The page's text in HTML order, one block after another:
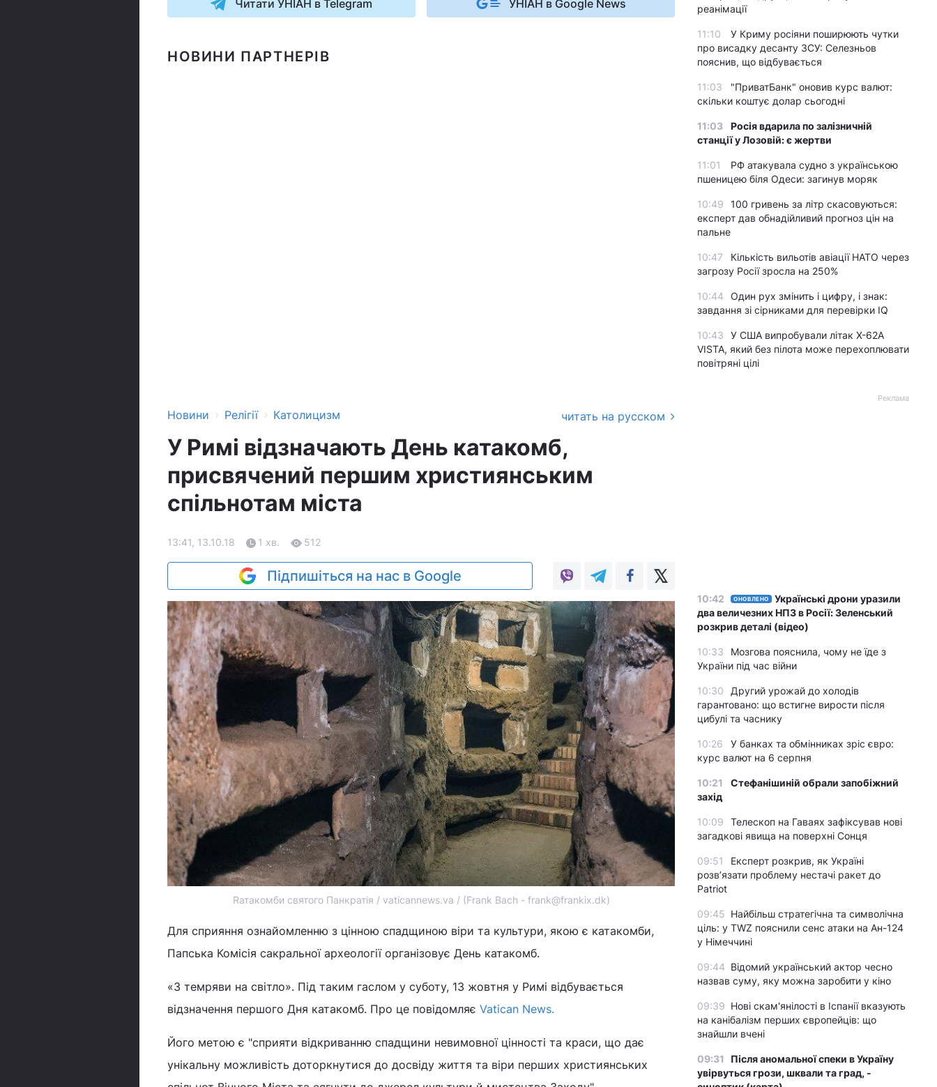
Читати УНІАН в Telegram УНІАН в Google News
НОВИНИ ПАРТНЕРІВ
Новини › Релігії › Католицизм читать на русском
У Римі відзначають День катакомб,
присвячений першим християнським
спільнотам міста
13:41, 13.10.18 1 хв. 512
Підпишіться на нас в Google
Rатакомби святого Панкратія / vaticannews.va / (Frank Bach - frank@frankix.dk)
Для сприяння ознайомленню з цінною спадщиною віри та культури, якою є катакомби,
Папська Комісія сакральної археології організовує День катакомб.
«З темряви на світло». Під таким гаслом у суботу, 13 жовтня у Римі відбувається
відзначення першого Дня катакомб. Про це повідомляє Vatican News.
Його метою є "сприяти відкриванню спадщини невимовної цінності та краси, що дає
унікальну можливість доторкнутися до досвіду життя та віри перших християнських
реанімації
11:10
У Криму росіяни поширюють чутки
про висадку десанту ЗСУ: Селезньов
пояснив, що відбувається
11:03
"ПриватБанк" оновив курс валют:
скільки коштує долар сьогодні
11:03
Росія вдарила по залізничній
станції у Лозовій: є жертви
11:01
РФ атакувала судно з українською
пшеницею біля Одеси: загинув моряк
10:49
100 гривень за літр скасовуються:
експерт дав обнадійливий прогноз цін на
пальне
10:47
Кількість вильотів авіації НАТО через
загрозу Росії зросла на 250%
10:44
Один рух змінить і цифру, і знак:
завдання зі сірниками для перевірки IQ
10:43
У США випробували літак X-62A
VISTA, який без пілота може перехоплювати
повітряні цілі
Реклама
10:42 ОНОВЛЕНО
Українські дрони уразили
два величезних НПЗ в Росії: Зеленський
розкрив деталі (відео)
10:33
Мозгова пояснила, чому не їде з
України під час війни
10:30
Другий урожай до холодів
гарантовано: що встигне вирости після
цибулі та часнику
10:26
У банках та обмінниках зріс євро:
курс валют на 6 серпня
10:21
Стефанішиній обрали запобіжний
захід
10:09
Телескоп на Гаваях зафіксував нові
загадкові явища на поверхні Сонця
09:51
Експерт розкрив, як Україні
розвʼязати проблему нестачі ракет до
Patriot
09:45 Найбільш стратегічна та символічна
ціль: у TWZ пояснили сенс атаки на Ан-124
у Німеччині
09:44 Відомий український актор чесно
назвав суму, яку можна заробити у кіно
09:39 Нові скам'янілості в Іспанії вказують
на канібалізм перших європейців: що
знайшли вчені
09:31
Після аномальної спеки в Україну
увірвуться грози, шквали та град, -